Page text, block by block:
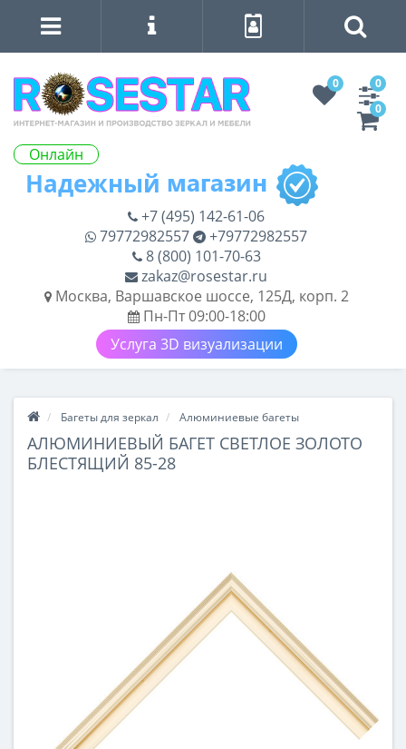
Онлайн
0
0
0
+7 (495) 142-61-06
79772982557
+79772982557
8 (800) 101-70-63
zakaz@rosestar.ru
Москва, Варшавское шоссе, 125Д, корп. 2
Пн-Пт 09:00-18:00
Услуга 3D визуализации
Багеты для зеркал Алюминиевые багеты
АЛЮМИНИЕВЫЙ БАГЕТ СВЕТЛОЕ ЗОЛОТО
БЛЕСТЯЩИЙ 85-28